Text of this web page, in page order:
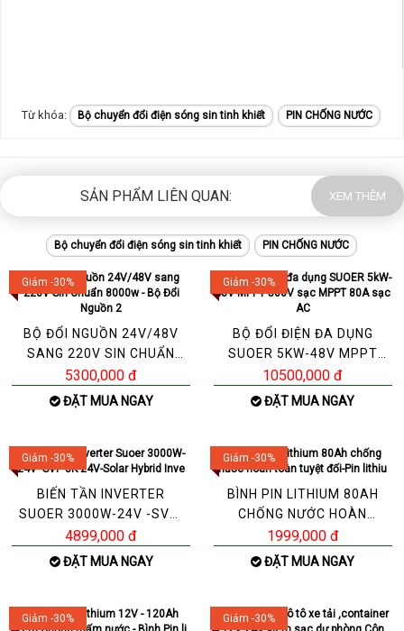
Bộ chuyển đổi điện sóng sin tinh khiết PIN CHỐNG NƯỚC
SẢN PHẨM LIÊN QUAN: XEM THÊM
Bộ chuyển đổi điện sóng sin tinh khiết PIN CHỐNG NƯỚC
Giảm -30%
BỘ ĐỔI NGUỒN 24V/48V
SANG 220V SIN CHUẨN
8000W - BỘ ĐỔI NGUỒN 2
5300,000 đ
ĐẶT MUA NGAY
Giảm -30%
BỘ ĐỔI ĐIỆN ĐA DỤNG
SUOER 5KW-48V MPPT
500V SẠC MPPT 80A SẠC
AC
10500,000 đ
ĐẶT MUA NGAY
Giảm -30%
BIẾN TẦN INVERTER
SUOER 3000W-24V -SVP-
3K-24V-SOLAR HYBRID
INVE
4899,000 đ
ĐẶT MUA NGAY
Giảm -30%
BÌNH PIN LITHIUM 80AH
CHỐNG NƯỚC HOÀN
TOÀN TUYỆT ĐỐI-PIN
LITHIU
1999,000 đ
ĐẶT MUA NGAY
Giảm -30% Giảm -30%